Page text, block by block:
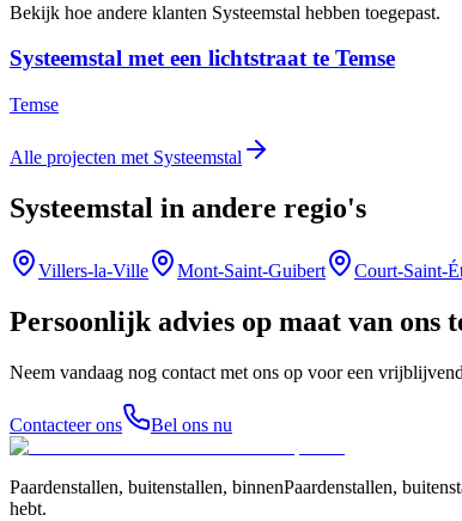
Bekijk hoe andere klanten Systeemstal hebben toegepast.
Systeemstal met een lichtstraat te Temse
Temse
Alle projecten met Systeemstal
Systeemstal in andere regio's
Villers-la-Ville Mont-Saint-Guibert Court-Saint-
Persoonlijk advies op maat van ons
Neem vandaag nog contact met ons op voor een
Contacteer ons Bel ons nu
Paardenstallen, buitenstallen, binnenPaardenstallen,
hebt.